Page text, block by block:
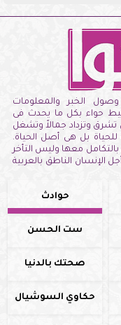
الخبر والمعلومات
حواء بكل ما يحدث فى
تشرق وتزداد جمالاً وتشغل
بل هى أصل الحياة.
معها وليس التأخر
الإنسان الناطق بالعربية
حوادث
ست الحسن
صحتك بالدنيا
حكاوي السوشيال